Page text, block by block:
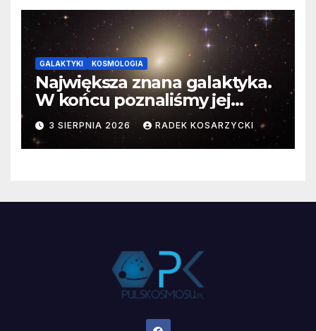
GALAKTYKI KOSMOLOGIA
Największa znana galaktyka.
W końcu poznaliśmy jej
faktyczne wymiary
3 SIERPNIA 2026 RADEK KOSARZYCKI